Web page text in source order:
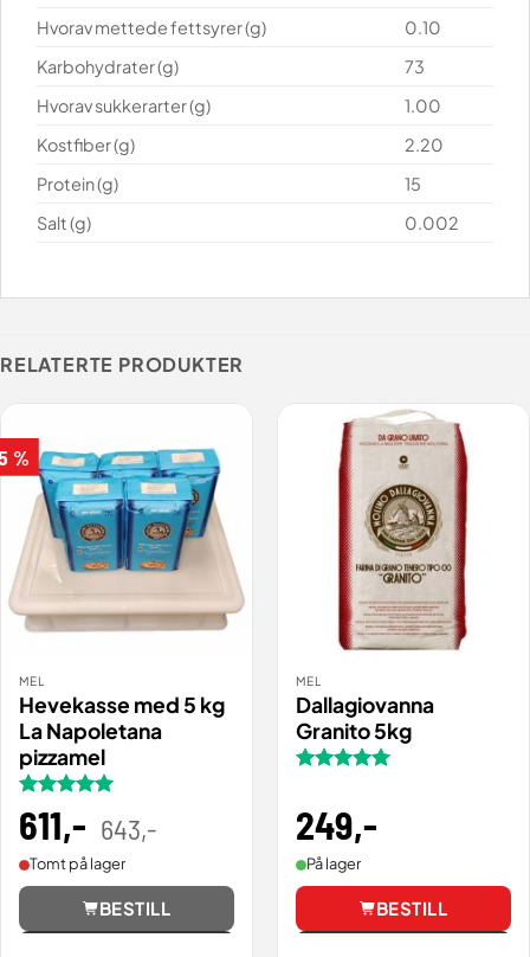
Hvorav mettede fettsyrer (g)
0.10
Karbohydrater (g)
73
Hvorav sukkerarter (g)
1.00
Kostfiber (g)
2.20
Protein (g)
15
Salt (g)
0.002
RELATERTE PRODUKTER
%
MEL
Hevekasse med 5 kg
La Napoletana
pizzamel
Vurdert
av 5
611,- 643,-
Tomt på lager
BESTILL
MEL
Dallagiovanna
Granito 5kg
249,-
På lager
BESTILL